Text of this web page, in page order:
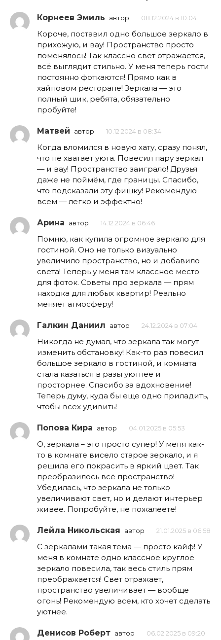
Корнеев Эмиль автор 08.12.2024 в 10:04
Короче, поставил одно большое зеркало в
прихожую, и вау! Пространство просто
поменялось! Так классно свет отражается,
всё выглядит стильно. У меня теперь гости
постоянно фоткаются! Прямо как в
хайповом ресторане! Зеркала — это
полный шик, ребята, обязательно
пробуйте!
Матвей автор 10.12.2024 в 08:34
Когда вломился в новую хату, сразу понял,
что не хватает уюта. Повесил пару зеркал
— и вау! Пространство заиграло! Друзья
даже не поймём, где границы. Спасибо,
что подсказали эту фишку! Рекомендую
всем — легко и эффектно!
Арина автор 14.12.2024 в 06:46
Помню, как купила огромное зеркало для
гостиной. Оно не только визуально
увеличило пространство, но и добавило
света! Теперь у меня там классное место
для фоток. Советы про зеркала — прям
находка для любых квартир! Реально
меняет атмосферу!
Галкин Даниил автор 24.12.2024 в 07:04
Никогда не думал, что зеркала так могут
изменить обстановку! Как-то раз повесил
большое зеркало в гостиной, и комната
стала казаться в разы уютнее и
просторнее. Спасибо за вдохновение!
Теперь думу, куда бы еще одно приладить,
чтобы всех удивить!
Попова Кира автор 04.01.2025 в 05:53
О, зеркала – это просто супер! У меня как-
то в комнате висело старое зеркало, и я
решила его покрасить в яркий цвет. Так
преобразилось всё пространство!
Убедилась, что зеркала не только
увеличивают свет, но и делают интерьер
живее. Попробуйте, не пожалеете!
Лейла Никольская автор 21.01.2025 в 06:58
С зеркалами такая тема — просто кайф! У
меня в комнате одно классное круглоё
зеркало повесила, так весь стиль прям
преображается! Свет отражает,
пространство увеличивает — вообще
огонь! Рекомендую всем, кто хочет сделать
уютнее.
Денисов Роберт автор 06.02.2025 в 09:20